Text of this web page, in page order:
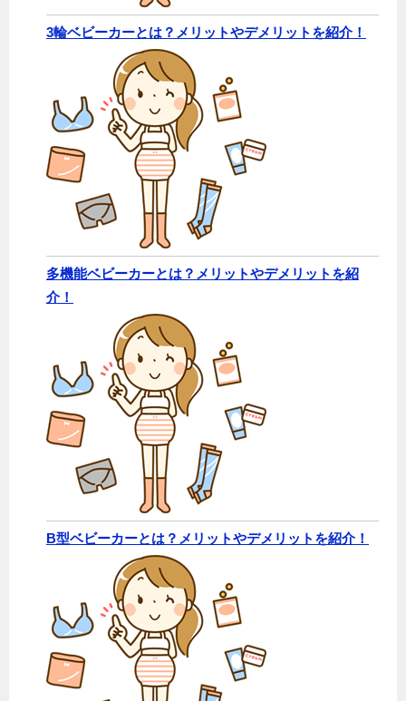
3輪ベビーカーとは？メリットやデメリットを紹介！
多機能ベビーカーとは？メリットやデメリットを紹
介！
B型ベビーカーとは？メリットやデメリットを紹介！